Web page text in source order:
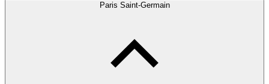
Paris Saint-Germain